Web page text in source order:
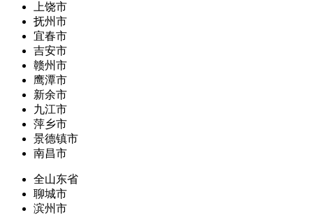
上饶市
抚州市
宜春市
吉安市
赣州市
鹰潭市
新余市
九江市
萍乡市
景德镇市
南昌市
全山东省
聊城市
滨州市